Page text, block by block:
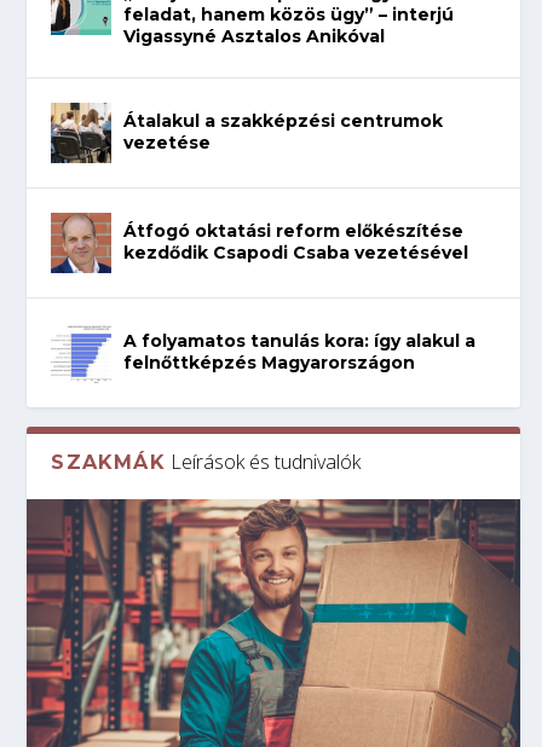
feladat, hanem közös ügy” – interjú
Vigassyné Asztalos Anikóval
Átalakul a szakképzési centrumok
vezetése
Átfogó oktatási reform előkészítése
kezdődik Csapodi Csaba vezetésével
A folyamatos tanulás kora: így alakul a
felnőttképzés Magyarországon
SZAKMÁK Leírások és tudnivalók